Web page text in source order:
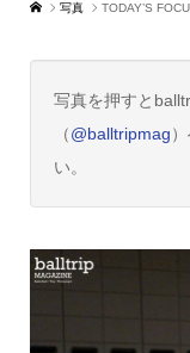
写真 TODAY’S
写真を押すと
（@balltripmag
い。